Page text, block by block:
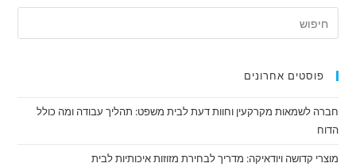
לדעת
פוסטים אחרונים
חברה לשמאות מקרקעין וחוות דעת לבית משפט: תהליך עבודה ומה כולל
הדוח
מוצרי קדושה ויודאיקה: מדריך לבחירת מזוזות איכותיות לבית